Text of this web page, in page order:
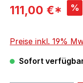
Verkaufspreis:
111,00 €* %
Preise inkl. 19%
Sofort